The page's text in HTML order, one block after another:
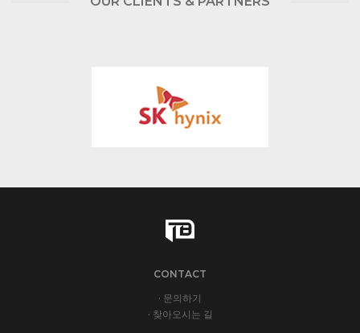
CONTACT
· 문의하기
· 찾아오시는 길